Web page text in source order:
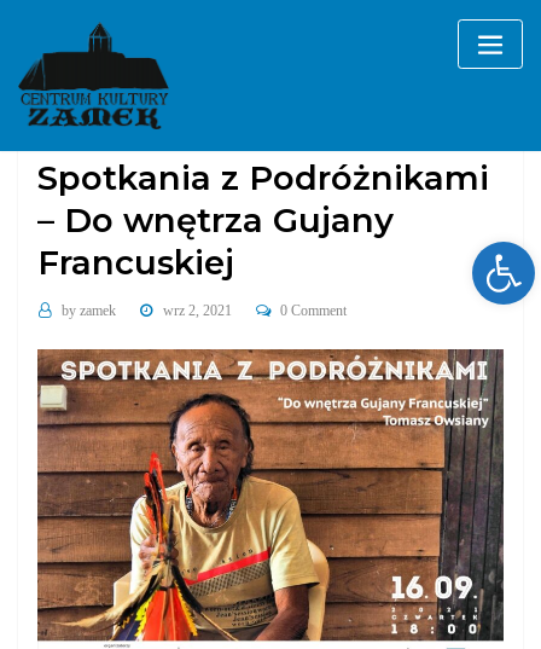
content
Bez kategorii
Spotkania z Podróżnikami
– Do wnętrza Gujany
Francuskiej
by zamek wrz 2, 2021 0 Comment